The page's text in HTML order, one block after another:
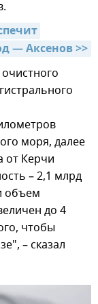
— Аксенов >>
моря, далее
от Керчи
– 2,1 млрд
объем
до 4
чтобы
– сказал